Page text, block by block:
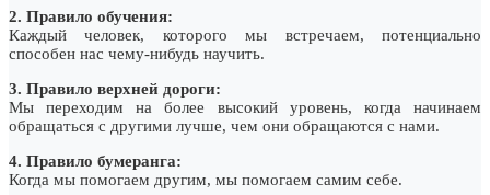
2. Правило обучения:
Каждый человек, которого мы встречаем, потенциально
способен нас чему-нибудь научить.
3. Правило верхней дороги:
Мы переходим на более высокий уровень, когда начинаем
обращаться с другими лучше, чем они обращаются с нами.
4. Правило бумеранга:
Когда мы помогаем другим, мы помогаем самим себе.